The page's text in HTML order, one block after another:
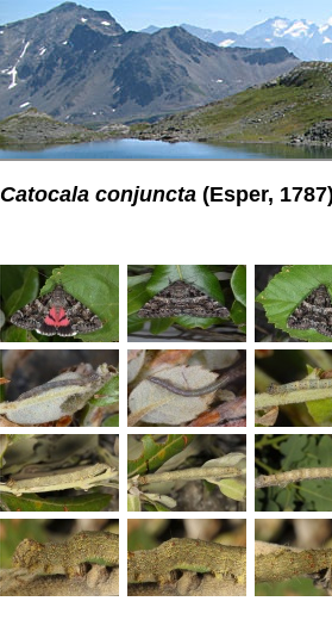
Catocala conjuncta (Esper,